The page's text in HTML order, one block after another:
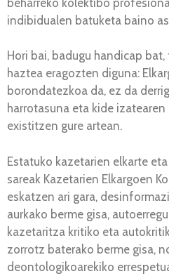
indibidualen batuketa baino
Hori bai, badugu handicap
haztea eragozten diguna:
borondatezkoa da, ez da
harrotasuna eta kide
existitzen gure artean.
Estatuko kazetarien elkarte
sareak Kazetarien Elkargoen
eskatzen ari gara,
aurkako berme gisa,
kazetaritza kritiko eta
zorrotz baterako berme gisa,
deontologikoarekiko